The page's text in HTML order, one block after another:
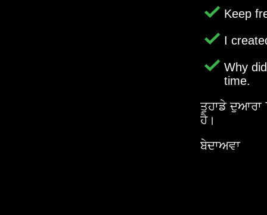
Keep
I
Why
time.
ਤੁਹਾਡੇ ਦੁਆਰਾ
ਹੈ।
ਬੇਦਾਅਵਾ